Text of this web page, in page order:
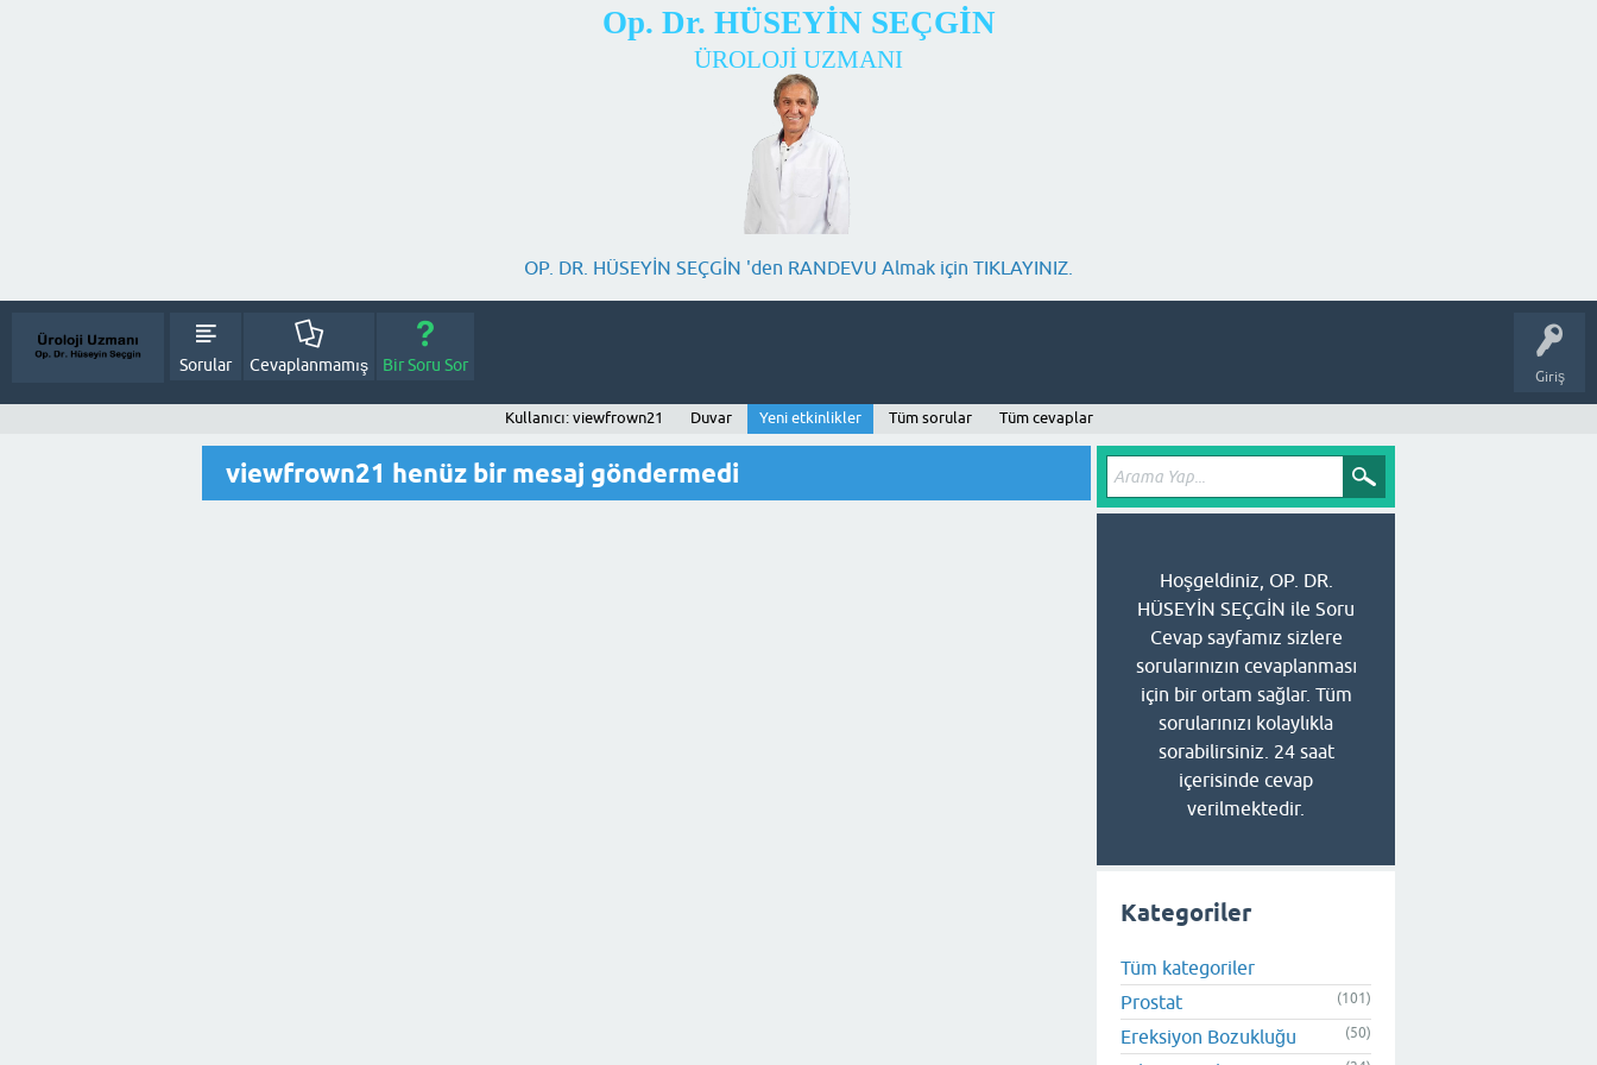
Op. Dr. HÜSEYİN SEÇGİN
ÜROLOJİ UZMANI
OP. DR. HÜSEYİN SEÇGİN 'den RANDEVU Almak için TIKLAYINIZ.
Giriş
Sorular Cevaplanmamış Bir Soru Sor
Kullanıcı: viewfrown21 Duvar Yeni etkinlikler Tüm sorular Tüm cevaplar
viewfrown21 henüz bir mesaj göndermedi
Hoşgeldiniz, OP. DR.
HÜSEYİN SEÇGİN ile Soru
Cevap sayfamız sizlere
sorularınızın cevaplanması
için bir ortam sağlar. Tüm
sorularınızı kolaylıkla
sorabilirsiniz. 24 saat
içerisinde cevap
verilmektedir.
Kategoriler
Tüm kategoriler
Prostat
(101)
Ereksiyon Bozukluğu (50)